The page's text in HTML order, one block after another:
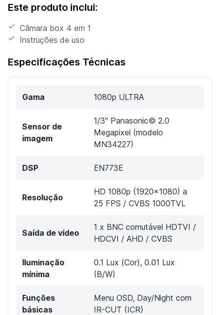
Este produto inclui:
Câmara box 4 em 1
Instruções de uso
Especificações Técnicas
Gama 1080p ULTRA
Sensor de
imagem
1/3" Panasonic© 2.0
Megapixel (modelo
MN34227)
DSP EN773E
Resolução
HD 1080p (1920x1080) a
25 FPS / CVBS 1000TVL
Saída de vídeo
1 x BNC comutável HDTVI /
HDCVI / AHD / CVBS
Iluminação
mínima
0.1 Lux (Cor), 0.01 Lux
(B/W)
Funções
básicas
Menu OSD, Day/Night com
IR-CUT (ICR)